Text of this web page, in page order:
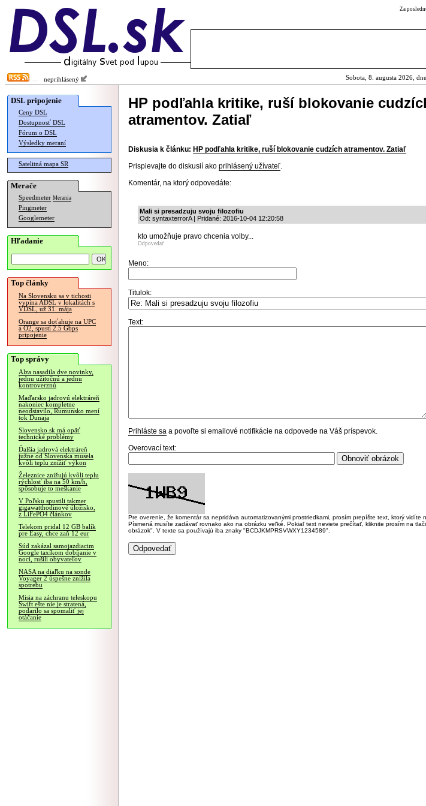
Za
neprihlásený Sobota, 8. augusta 2026,
DSL pripojenie
Ceny DSL
Dostupnosť DSL
Fórum o DSL
Výsledky meraní
Satelitná mapa SR
Merače
Speedmeter Merania
Pingmeter
Googlemeter
Hľadanie
Top články
Na Slovensku sa v tichosti
vypína ADSL v lokalitách s
VDSL, už 31. mája
Orange sa doťahuje na UPC
a O2, spustí 2.5 Gbps
pripojenie
Top správy
Alza nasadila dve novinky,
jednu užitočnú a jednu
kontroverznú
Maďarsko jadrovú elektráreň
nakoniec kompletne
neodstavilo, Rumunsko mení
tok Dunaja
Slovensko.sk má opäť
technické problémy
Ďalšia jadrová elektráreň
južne od Slovenska musela
kvôli teplu znížiť výkon
Železnice znižujú kvôli teplu
rýchlosť iba na 50 km/h,
spôsobuje to meškanie
V Poľsku spustili takmer
gigawatthodinové úložisko,
z LiFePO4 článkov
Telekom pridal 12 GB balík
pre Easy, chce zaň 12 eur
Súd zakázal samojazdiacim
Google taxíkom dobíjanie v
noci, rušili obyvateľov
NASA na diaľku na sonde
Voyager 2 úspešne znížila
spotrebu
Misia na záchranu teleskopu
Swift ešte nie je stratená,
podarilo sa spomaliť jej
otáčanie
HP podľahla kritike, ruší blokovanie
atramentov. Zatiaľ
Diskusia k článku: HP podľahla kritike, ruší blokovanie cudzích atramentov. Zatiaľ
Prispievajte do diskusií ako prihlásený užívateľ.
Komentár, na ktorý odpovedáte:
Mali si presadzuju svoju filozofiu
Od: syntaxterrorA | Pridané: 2016-10-04 12:20:58
kto umožňuje pravo chcenia volby...
Odpovedať
Meno:
Titulok:
Text:
Prihláste sa a povoľte si emailové notifikácie na odpovede na Váš príspevok.
Overovací text:
Pre overenie, že komentár sa nepridáva automatizovanými prostriedkami, prosím prepíšte text, ktorý vidíte
Písmená musíte zadávať rovnako ako na obrázku veľké. Pokiaľ text neviete prečítať, kliknite prosím na
obrázok". V texte sa používajú iba znaky "BCDJKMPRSVWXY1234589".